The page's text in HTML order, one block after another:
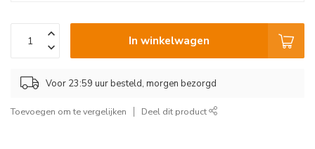
In winkelwagen
Voor 23:59 uur besteld, morgen bezorgd
Toevoegen om te vergelijken Deel dit product